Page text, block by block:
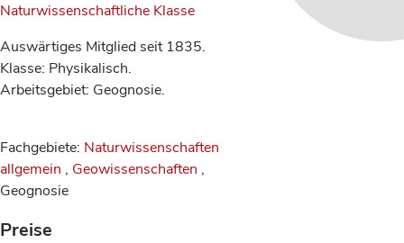
Naturwissenschaftliche Klasse
Auswärtiges Mitglied seit 1835.
Klasse: Physikalisch.
Arbeitsgebiet: Geognosie.
Fachgebiete: Naturwissenschaften
allgemein , Geowissenschaften ,
Geognosie
Preise